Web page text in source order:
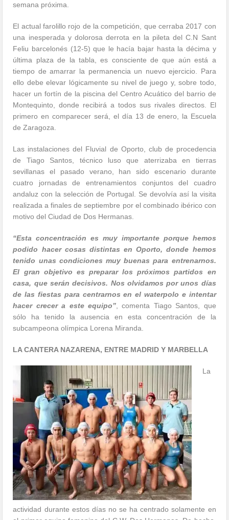
semana próxima.
El actual farolillo rojo de la competición, que cerraba 2017 con
una inesperada y dolorosa derrota en la pileta del C.N Sant
Feliu barcelonés (12-5) que le hacía bajar hasta la décima y
última plaza de la tabla, es consciente de que aún está a
tiempo de amarrar la permanencia un nuevo ejercicio. Para
ello debe elevar lógicamente su nivel de juego y, sobre todo,
hacer un fortín de la piscina del Centro Acuático del barrio de
Montequinto, donde recibirá a todos sus rivales directos. El
primero en comparecer será, el día 13 de enero, la Escuela
de Zaragoza.
Las instalaciones del Fluvial de Oporto, club de procedencia
de Tiago Santos, técnico luso que aterrizaba en tierras
sevillanas el pasado verano, han sido escenario durante
cuatro jornadas de entrenamientos conjuntos del cuadro
andaluz con la selección de Portugal. Se devolvía así la visita
realizada a finales de septiembre por el combinado ibérico con
motivo del Ciudad de Dos Hermanas.
“Esta concentración es muy importante porque hemos
podido hacer cosas distintas en Oporto, donde hemos
tenido unas condiciones muy buenas para entrenarnos.
El gran objetivo es preparar los próximos partidos en
casa, que serán decisivos. Nos olvidamos por unos días
de las fiestas para centrarnos en el waterpolo e intentar
hacer crecer a este equipo” , comenta Tiago Santos, que
sólo ha tenido la ausencia en esta concentración de la
subcampeona olímpica Lorena Miranda.
LA CANTERA NAZARENA, ENTRE MADRID Y MARBELLA
La
actividad durante estos días no se ha centrado solamente en